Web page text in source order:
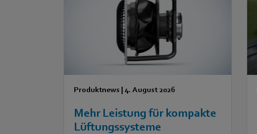
Produktnews |4. August 2026
Mehr Leistung für kompakte
Lüftungssysteme